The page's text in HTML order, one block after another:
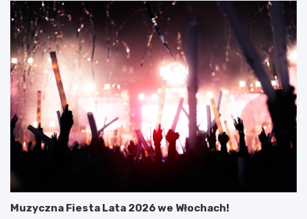
Muzyczna Fiesta Lata 2026 we Włochach!